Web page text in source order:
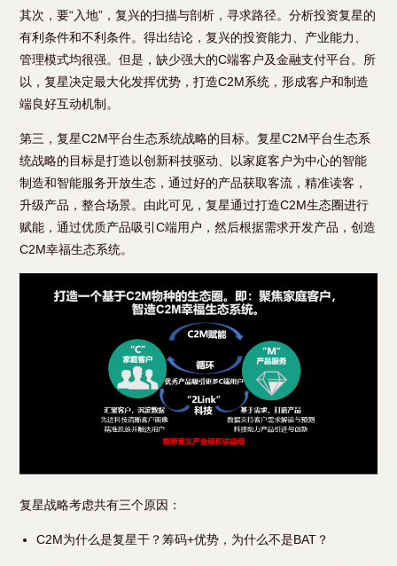
其次，要“入地”，复兴的扫描与剖析，寻求路径。分析投资复星的
有利条件和不利条件。得出结论，复兴的投资能力、产业能力、
管理模式均很强。但是，缺少强大的C端客户及金融支付平台。所
以，复星决定最大化发挥优势，打造C2M系统，形成客户和制造
端良好互动机制。
第三，复星C2M平台生态系统战略的目标。复星C2M平台生态系
统战略的目标是打造以创新科技驱动、以家庭客户为中心的智能
制造和智能服务开放生态，通过好的产品获取客流，精准读客，
升级产品，整合场景。由此可见，复星通过打造C2M生态圈进行
赋能，通过优质产品吸引C端用户，然后根据需求开发产品，创造
C2M幸福生态系统。
复星战略考虑共有三个原因：
C2M为什么是复星干？筹码+优势，为什么不是BAT？